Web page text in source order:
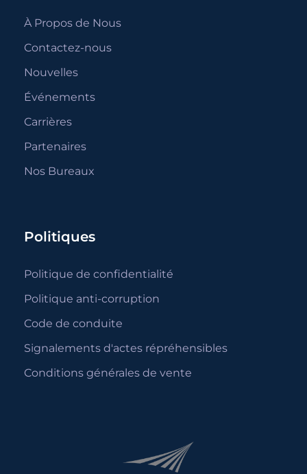
À Propos de Nous
Contactez-nous
Nouvelles
Événements
Carrières
Partenaires
Nos Bureaux
Politiques
Politique de confidentialité
Politique anti-corruption
Code de conduite
Signalements d'actes répréhensibles
Conditions générales de vente